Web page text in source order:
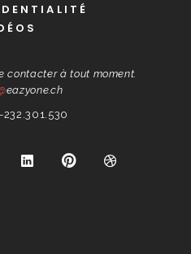
contacter à tout moment.
eazyone.ch
232.301.530